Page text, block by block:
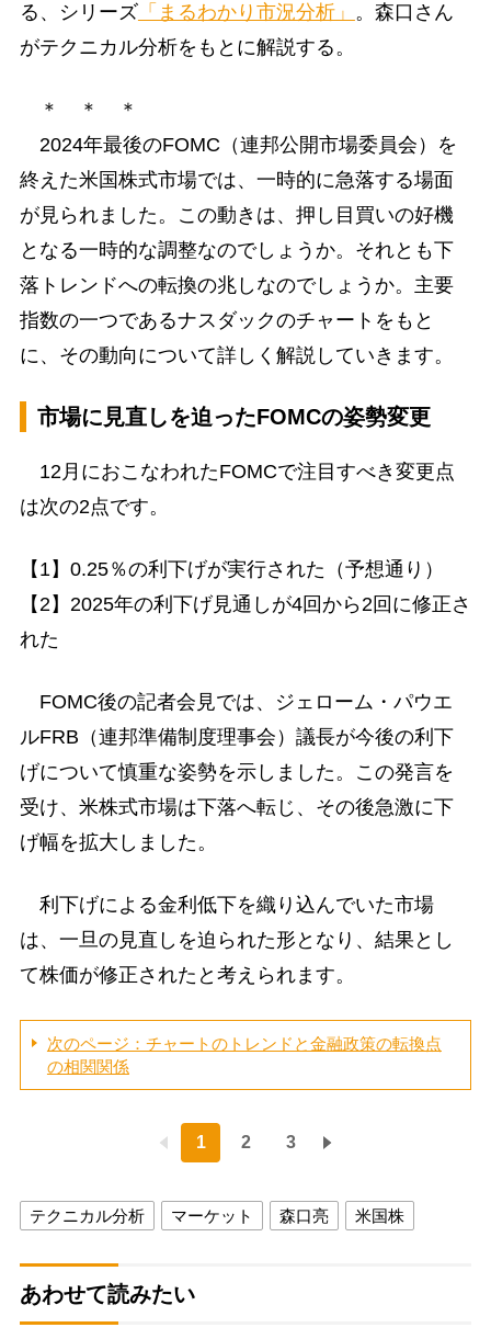
る、シリーズ「まるわかり市況分析」 。森口さん
がテクニカル分析をもとに解説する。
＊ ＊ ＊
2024年最後のFOMC（連邦公開市場委員会）を
終えた米国株式市場では、一時的に急落する場面
が見られました。この動きは、押し目買いの好機
となる一時的な調整なのでしょうか。それとも下
落トレンドへの転換の兆しなのでしょうか。主要
指数の一つであるナスダックのチャートをもと
に、その動向について詳しく解説していきます。
市場に見直しを迫ったFOMCの姿勢変更
12月におこなわれたFOMCで注目すべき変更点
は次の2点です。
【1】0.25％の利下げが実行された（予想通り）
【2】2025年の利下げ見通しが4回から2回に修正さ
れた
FOMC後の記者会見では、ジェローム・パウエ
ルFRB（連邦準備制度理事会）議長が今後の利下
げについて慎重な姿勢を示しました。この発言を
受け、米株式市場は下落へ転じ、その後急激に下
げ幅を拡大しました。
利下げによる金利低下を織り込んでいた市場
は、一旦の見直しを迫られた形となり、結果とし
て株価が修正されたと考えられます。
次のページ：チャートのトレンドと金融政策の転換点
の相関関係
1 2 3
テクニカル分析 マーケット 森口亮 米国株
あわせて読みたい